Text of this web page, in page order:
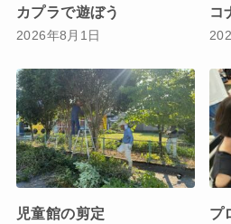
カプラで遊ぼう
2026年8月1日
コ
児童館の剪定 プ